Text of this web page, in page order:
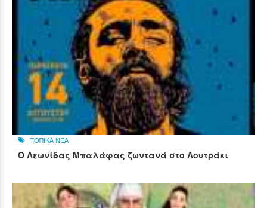
ΤΟΠΙΚΑ ΝΕΑ
Ο Λεωνίδας Μπαλάφας ζωντανά στο Λουτράκι